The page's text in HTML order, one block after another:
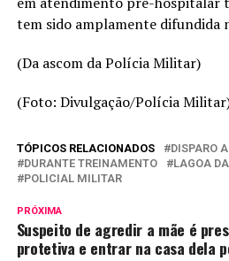
tem sido amplamente difundida
(Da ascom da Polícia Militar)
(Foto: Divulgação/Polícia
TÓPICOS RELACIONADOS
DISPARO
DURANTE TREINAMENTO
LAGOA
POLICIAL MILITAR
PRÓXIMA
Suspeito de agredir a mãe é
protetiva e entrar na casa dela